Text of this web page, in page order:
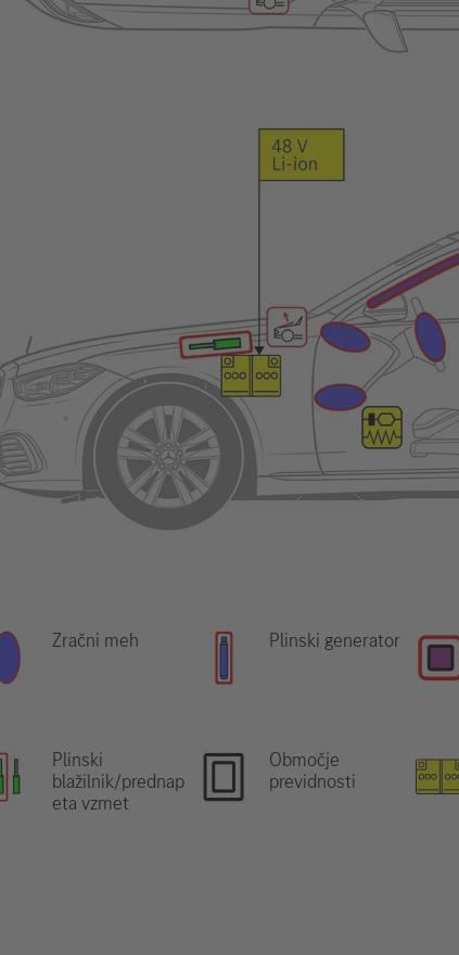
Zračni meh Plinski generator
Plinski
blažilnik/prednap
eta vzmet
Območje
previdnosti